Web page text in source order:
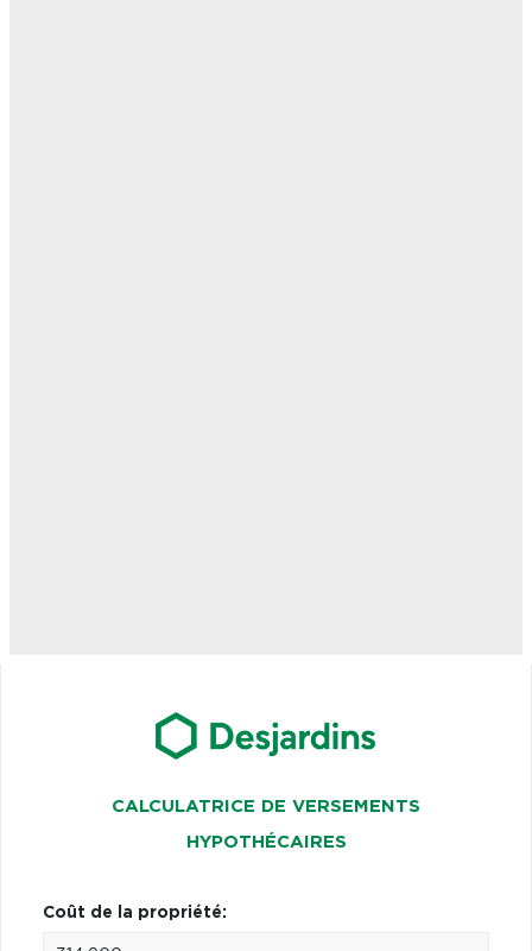
CALCULATRICE DE VERSEMENTS
HYPOTHÉCAIRES
Coût de la propriété: